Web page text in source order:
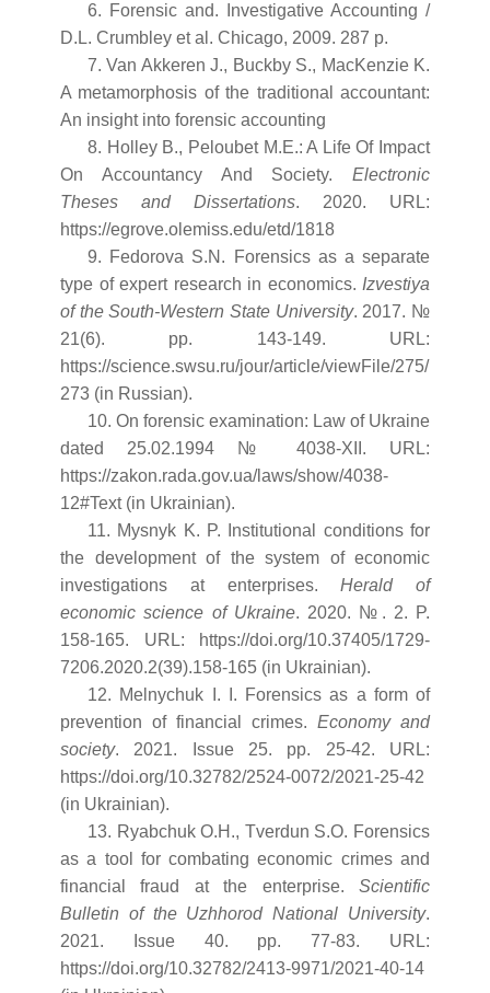
6. Forensic and. Investigative Accounting /
D.L. Crumbley et al. Chicago, 2009. 287 р.
7. Van Akkeren J., Buckby S., MacKenzie K.
A metamorphosis of the traditional accountant:
An insight into forensic accounting
8. Holley B., Peloubet M.E.: A Life Of Impact
On Accountancy And Society. Electronic
Theses and Dissertations. 2020. URL:
https://egrove.olemiss.edu/etd/1818
9. Fedorova S.N. Forensics as a separate
type of expert research in economics. Izvestiya
of the South-Western State University. 2017. №
21(6). pp. 143-149. URL:
https://science.swsu.ru/jour/article/viewFile/275/
273 (in Russian).
10. On forensic examination: Law of Ukraine
dated 25.02.1994 № 4038-XII. URL:
https://zakon.rada.gov.ua/laws/show/4038-
12#Text (in Ukrainian).
11. Mysnyk K. P. Institutional conditions for
the development of the system of economic
investigations at enterprises.Herald of
economic science of Ukraine. 2020. №. 2. P.
158-165. URL: https://doi.org/10.37405/1729-
7206.2020.2(39).158-165 (in Ukrainian).
12. Melnychuk I. I. Forensics as a form of
prevention of financial crimes. Economy and
society. 2021. Issue 25. pp. 25-42. URL:
https://doi.org/10.32782/2524-0072/2021-25-42
(in Ukrainian).
13. Ryabchuk O.H., Tverdun S.O. Forensics
as a tool for combating economic crimes and
financial fraud at the enterprise. Scientific
Bulletin of the Uzhhorod National University.
2021. Issue 40. pp. 77-83. URL:
https://doi.org/10.32782/2413-9971/2021-40-14